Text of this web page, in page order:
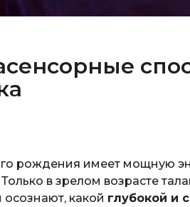
рождения имеет мощную
в зрелом возрасте
какой глубокой и